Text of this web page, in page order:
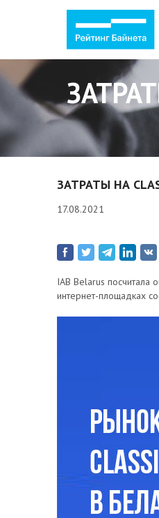
ЗАТРАТЫ НА
17.08.2021
IAB Belarus посчитала
интернет-площадках